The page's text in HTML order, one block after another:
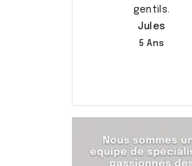
gentils.
Jules
5 Ans